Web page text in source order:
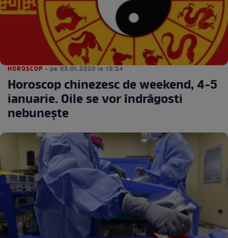
HOROSCOP • pe 03.01.2020 la 10:24
Horoscop chinezesc de weekend, 4-5
ianuarie. Oile se vor îndrăgosti
nebuneşte